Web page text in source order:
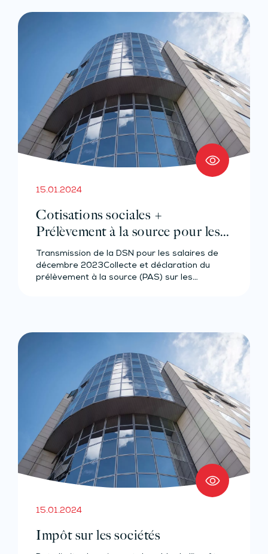
15.01.2024
Cotisations sociales +
Prélèvement à la source pour les
salariés et assimilés (effectif de 11 à
49 salariés)
Transmission de la DSN pour les salaires de
décembre 2023Collecte et déclaration du
prélèvement à la source (PAS) sur les…
15.01.2024
Impôt sur les sociétés